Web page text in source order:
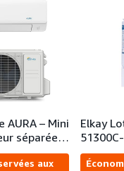
AURA – Mini
séparée…
aux
Elkay